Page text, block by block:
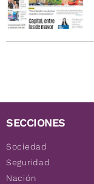
SECCIONES
Sociedad
Seguridad
Nación